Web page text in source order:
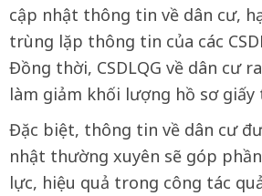
cập nhật thông tin về dân cư,
trùng lặp thông tin của các
Đồng thời, CSDLQG về dân cư
làm giảm khối lượng hồ sơ
Đặc biệt, thông tin về dân cư
nhật thường xuyên sẽ góp
lực, hiệu quả trong công tác